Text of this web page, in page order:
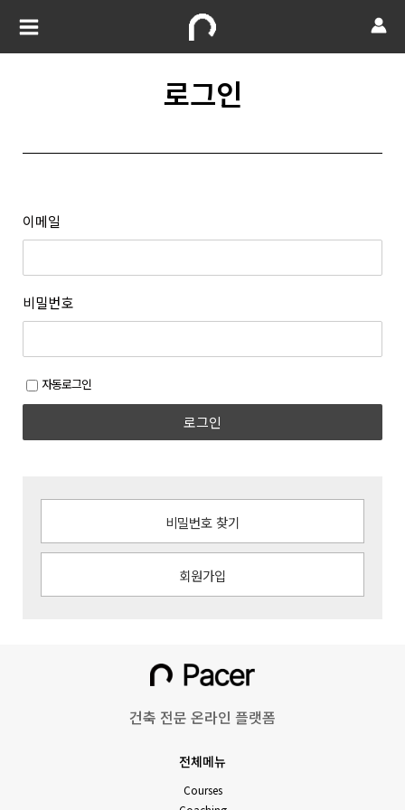
로그인
이메일
비밀번호
자동로그인
로그인
비밀번호 찾기
회원가입
건축 전문 온라인 플랫폼
전체메뉴
Courses